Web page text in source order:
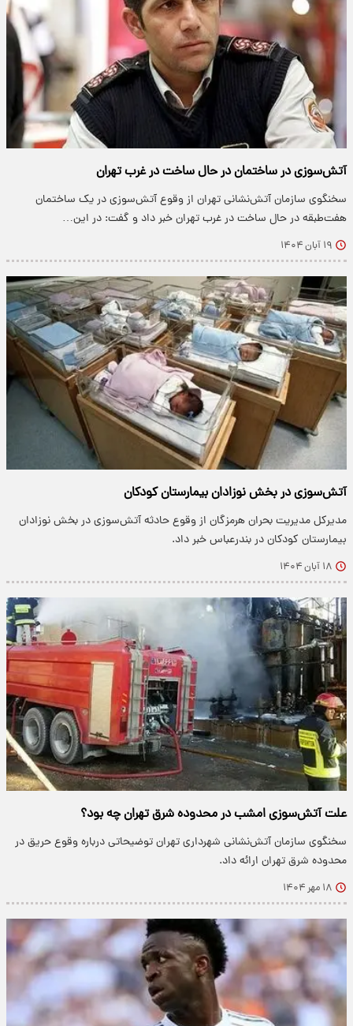
آتش‌سوزی در ساختمان در حال ساخت در غرب تهران
سخنگوی سازمان آتش‌نشانی تهران از وقوع آتش‌سوزی در یک ساختمان
هفت‌طبقه در حال ساخت در غرب تهران خبر داد و گفت: در این…
۱۹ آبان ۱۴۰۴
آتش‌سوزی در بخش نوزادان بیمارستان کودکان
مدیرکل مدیریت بحران هرمزگان از وقوع حادثه آتش‌سوزی در بخش نوزادان
بیمارستان کودکان در بندرعباس خبر داد.
۱۸ آبان ۱۴۰۴
علت آتش‌سوزی امشب در محدوده شرق تهران چه بود؟
سخنگوی سازمان آتش‌نشانی شهرداری تهران توضیحاتی درباره وقوع حریق در
محدوده شرق تهران ارائه داد.
۱۸ مهر ۱۴۰۴